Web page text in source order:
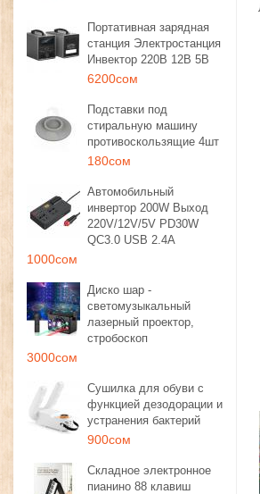
Портативная зарядная
станция Электростанция
Инвектор 220В 12В 5В
6200сом
Подставки под
стиральную машину
противоскользящие 4шт
180сом
Автомобильный
инвертор 200W Выход
220V/12V/5V PD30W
QC3.0 USB 2.4A
1000сом
Диско шар -
светомузыкальный
лазерный проектор,
стробоскоп
3000сом
Сушилка для обуви с
функцией дезодорации и
устранения бактерий
900сом
Складное электронное
пианино 88 клавиш